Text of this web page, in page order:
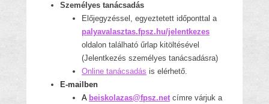
Személyes tanácsadás
Előjegyzéssel, egyeztetett időponttal a
palyavalasztas.fpsz.hu/jelentkezes
oldalon található űrlap kitöltésével
(Jelentkezés személyes tanácsadásra)
Online tanácsadás is elérhető.
E-mailben
A beiskolazas@fpsz.netcímre várjuk a